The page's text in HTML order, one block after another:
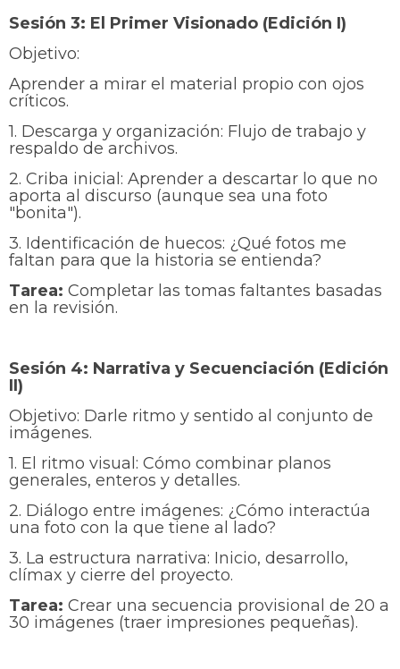
Sesión 3: El Primer Visionado (Edición I)
Objetivo:
Aprender a mirar el material propio con ojos
críticos.
1. Descarga y organización: Flujo de trabajo y
respaldo de archivos.
2. Criba inicial: Aprender a descartar lo que no
aporta al discurso (aunque sea una foto
"bonita").
3. Identificación de huecos: ¿Qué fotos me
faltan para que la historia se entienda?
Tarea: Completar las tomas faltantes basadas
en la revisión.
Sesión 4: Narrativa y Secuenciación (Edición
II)
Objetivo: Darle ritmo y sentido al conjunto de
imágenes.
1. El ritmo visual: Cómo combinar planos
generales, enteros y detalles.
2. Diálogo entre imágenes: ¿Cómo interactúa
una foto con la que tiene al lado?
3. La estructura narrativa: Inicio, desarrollo,
clímax y cierre del proyecto.
Tarea: Crear una secuencia provisional de 20 a
30 imágenes (traer impresiones pequeñas).